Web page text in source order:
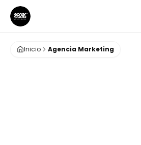
Inicio Agencia Marketing